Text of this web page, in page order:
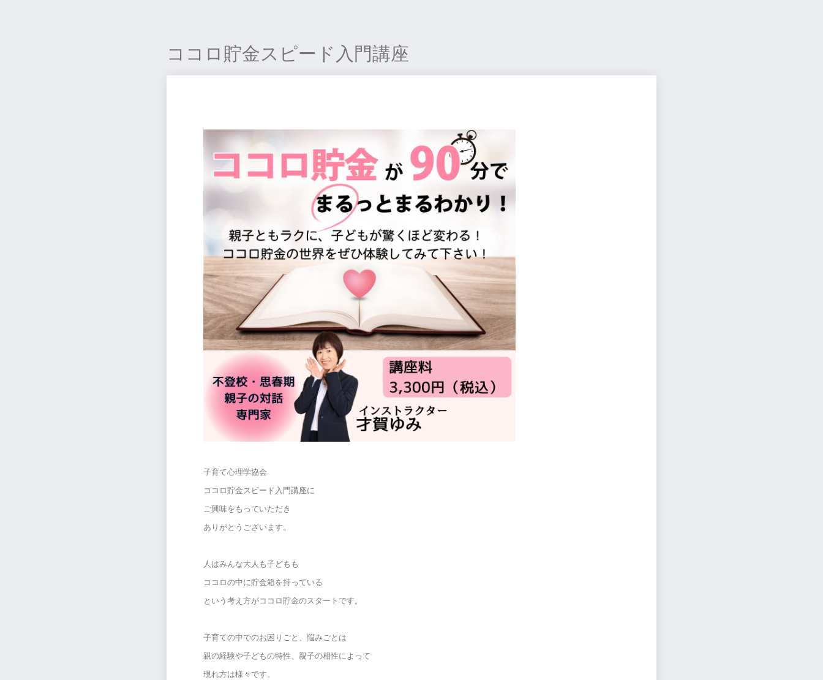
ココロ貯金スピード入門講座
子育て心理学協会
ココロ貯金スピード入門講座に
ご興味をもっていただき
ありがとうございます。
人はみんな大人も子どもも
ココロの中に貯金箱を持っている
という考え方がココロ貯金のスタートです。
子育ての中でのお困りごと、悩みごとは
親の経験や子どもの特性、親子の相性によって
現れ方は様々です。